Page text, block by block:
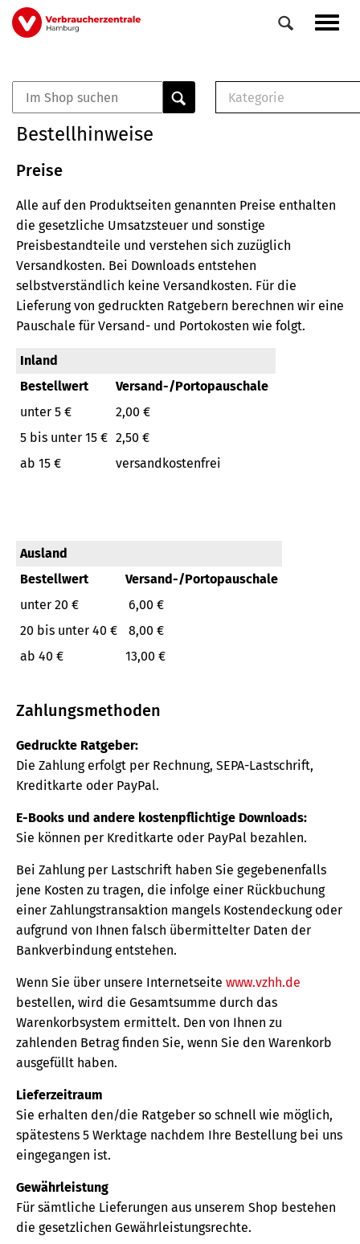
Direkt
zum
Veranstaltungen
0
Elemente
Kategorie
Broschüre
Buch
Bestellhinweise
Preise
Alle auf den Produktseiten genannten Preise enthalten
die gesetzliche Umsatzsteuer und sonstige
Preisbestandteile und verstehen sich zuzüglich
Versandkosten. Bei Downloads entstehen
selbstverständlich keine Versandkosten. Für die
Lieferung von gedruckten Ratgebern berechnen wir eine
Pauschale für Versand- und Portokosten wie folgt.
Inland
Bestellwert
Versand-/Portopauschale
unter 5 €
2,00 €
5 bis unter 15 € 2,50 €
ab 15 €
versandkostenfrei
Ausland
Bestellwert
Versand-/Portopauschale
unter 20 €
6,00 €
20 bis unter 40 €
8,00 €
ab 40 €
13,00 €
Zahlungsmethoden
Gedruckte Ratgeber:
Die Zahlung erfolgt per Rechnung, SEPA-Lastschrift,
Kreditkarte oder PayPal.
E-Books und andere kostenpflichtige Downloads:
Sie können per Kreditkarte oder PayPal bezahlen.
Bei Zahlung per Lastschrift haben Sie gegebenenfalls
jene Kosten zu tragen, die infolge einer Rückbuchung
einer Zahlungstransaktion mangels Kostendeckung oder
aufgrund von Ihnen falsch übermittelter Daten der
Bankverbindung entstehen.
Wenn Sie über unsere Internetseite www.vzhh.de
bestellen, wird die Gesamtsumme durch das
Warenkorbsystem ermittelt. Den von Ihnen zu
zahlenden Betrag finden Sie, wenn Sie den Warenkorb
ausgefüllt haben.
Lieferzeitraum
Sie erhalten den/die Ratgeber so schnell wie möglich,
spätestens 5 Werktage nachdem Ihre Bestellung bei uns
eingegangen ist.
Gewährleistung
Für sämtliche Lieferungen aus unserem Shop bestehen
die gesetzlichen Gewährleistungsrechte.